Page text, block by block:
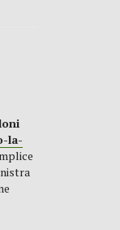
la-